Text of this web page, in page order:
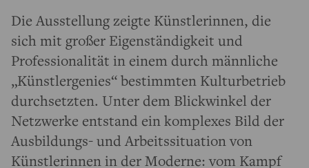
Die Ausstellung zeigte Künstlerinnen, die
sich mit großer Eigenständigkeit und
Professionalität in einem durch männliche
„Künstlergenies“ bestimmten Kulturbetrieb
durchsetzten. Unter dem Blickwinkel der
Netzwerke entstand ein komplexes Bild der
Ausbildungs- und Arbeitssituation von
Künstlerinnen in der Moderne: vom Kampf